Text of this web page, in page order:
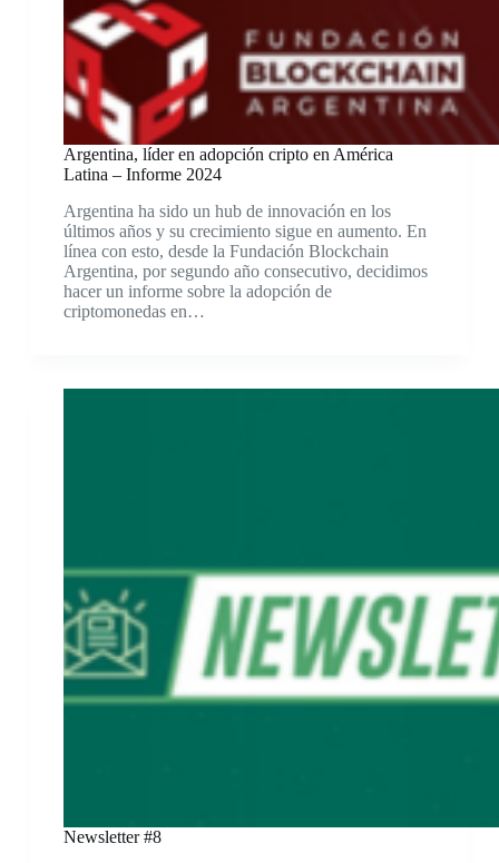
Argentina, líder en adopción cripto en América
Latina – Informe 2024
Argentina ha sido un hub de innovación en los
últimos años y su crecimiento sigue en aumento. En
línea con esto, desde la Fundación Blockchain
Argentina, por segundo año consecutivo, decidimos
hacer un informe sobre la adopción de
criptomonedas en…
Newsletter #8